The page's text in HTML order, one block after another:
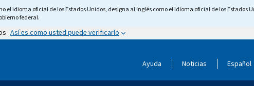
el idioma oficial de los Estados Unidos, designa al inglés como el idioma oficial de los Estados
federal.
Así es como usted puede verificarlo
Ayuda Noticias Español